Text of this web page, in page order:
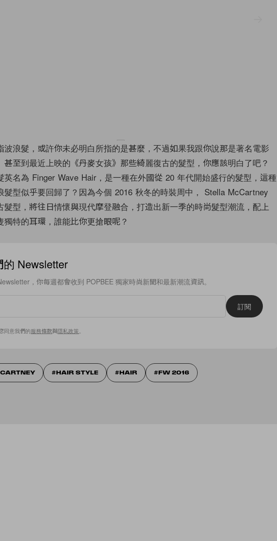
波浪髮，或許你未必明白所指的是甚麼，不過如果我跟你說那是著名電影
甚至到最近上映的《丹麥女孩》那些綺麗復古的髮型，你應該明白了吧？
英名為 Finger Wave Hair，是一種在外國從 20 年代開始盛行的髮型，這種
髮型似乎要回歸了？因為今個 2016 秋冬的時裝周中， Stella McCartney
髮型，將往日情懷與現代摩登融合，打造出新一季的時尚髮型潮流，配上
獨特的耳環，誰能比你更搶眼呢？
的 Newsletter
，你每週都會收到 POPBEE 獨家時尚新聞和最新潮流資訊。
訂閱
同意我們的服務條款與隱私政策
HAIR STYLE HAIR FW 2016